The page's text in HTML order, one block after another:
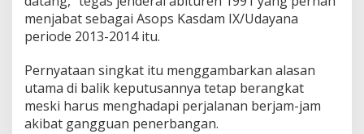
u
r
menjabat sebagai Asops Kasdam IX/Udayana
periode 2013-2014 itu.
Pernyataan singkat itu menggambarkan alasan
utama di balik keputusannya tetap berangkat
meski harus menghadapi perjalanan berjam-jam
akibat gangguan penerbangan.